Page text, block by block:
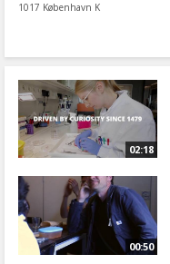
1017 København K
02:18
00:50